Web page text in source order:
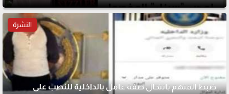
النشرة
ضبط المتهم بانتحال صفة عامل بالداخلية للنصب على